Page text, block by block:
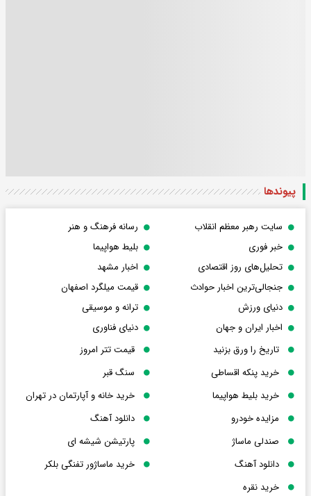
پیوندها
سایت رهبر معظم انقلاب
رسانه فرهنگ و هنر
خبر فوری
بلیط هواپیما
تحلیل‌های روز اقتصادی
اخبار مشهد
جنجالی‌ترین اخبار حوادث
قیمت میلگرد اصفهان
دنیای ورزش
ترانه و موسیقی
اخبار ایران و جهان
دنیای فناوری
تاریخ را ورق بزنید
قیمت تتر امروز
خرید پنکه اقساطی
سنگ قبر
خرید بلیط هواپیما
خرید خانه و آپارتمان در تهران
مزایده خودرو
دانلود آهنگ
صندلی ماساژ
پارتیشن شیشه ای
دانلود آهنگ
خرید ماساژور تفنگی بلکر
خرید نقره